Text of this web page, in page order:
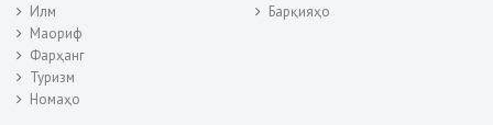
Илм
Маориф
Фарҳанг
Туризм
Номаҳо
Барқияҳо